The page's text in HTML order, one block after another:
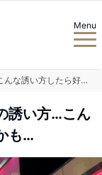
Menu
女性から好感度が高いホテルへの誘い方…こんな誘い方したら好感度が急降下かも…
誘い方…こん
も…